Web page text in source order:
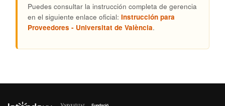
Puedes consultar la instrucción completa de gerencia
en el siguiente enlace oficial: Instrucción para
Proveedores - Universitat de València.